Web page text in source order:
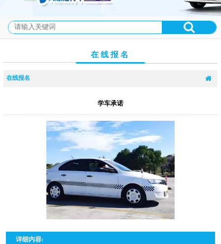
在线报名
在线报名
学车承诺
详细内容: